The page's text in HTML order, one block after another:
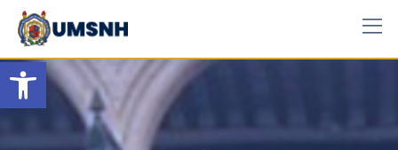
Open toolbar
Skip
content